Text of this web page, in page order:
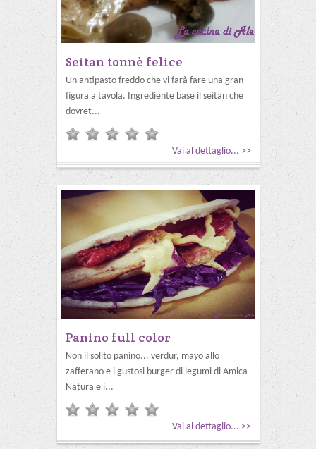
Seitan tonnè felice
Un antipasto freddo che vi farà fare una gran
figura a tavola. Ingrediente base il seitan che
dovret...
Vai al dettaglio... >>
Panino full color
Non il solito panino... verdur, mayo allo
zafferano e i gustosi burger di legumi di Amica
Natura e i...
Vai al dettaglio... >>